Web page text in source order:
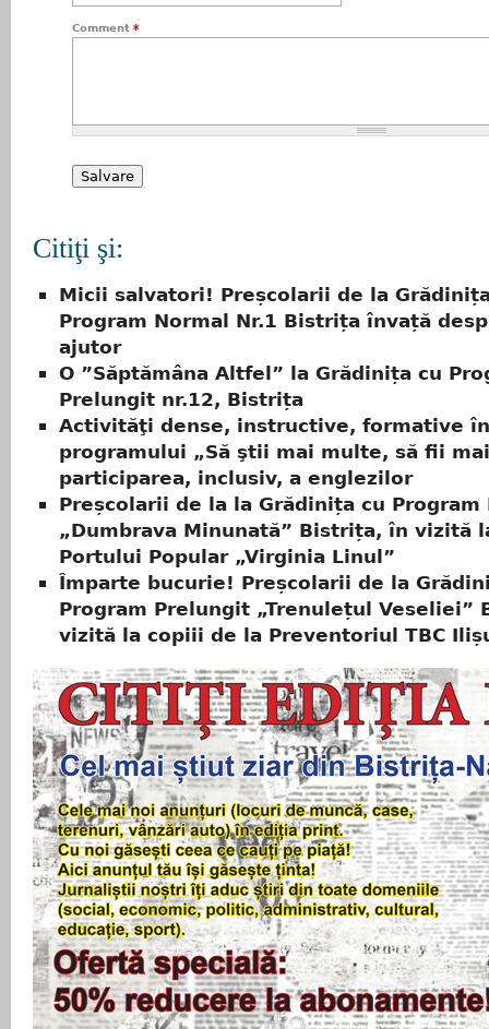
Comment *
Citiţi şi:
Micii salvatori! Preșcolarii de la
Program Normal Nr.1 Bistrița învață
ajutor
O ”Săptămâna Altfel” la Grădinița cu
Prelungit nr.12, Bistrița
Activităţi dense, instructive, formative
programului „Să ştii mai multe, să fii
participarea, inclusiv, a englezilor
Preșcolarii de la la Grădinița cu
„Dumbrava Minunată” Bistrița, în vizită
Portului Popular „Virginia Linul”
Împarte bucurie! Preșcolarii de la
Program Prelungit „Trenulețul Veseliei”
vizită la copiii de la Preventoriul TBC